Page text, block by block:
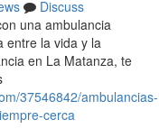
Discuss
una ambulancia
entre la vida y la
en La Matanza, te
37546842/ambulancias-
cerca